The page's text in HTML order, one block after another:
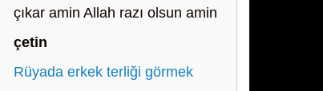
çıkar amin Allah razı olsun amin
çetin
Rüyada erkek terliği görmek